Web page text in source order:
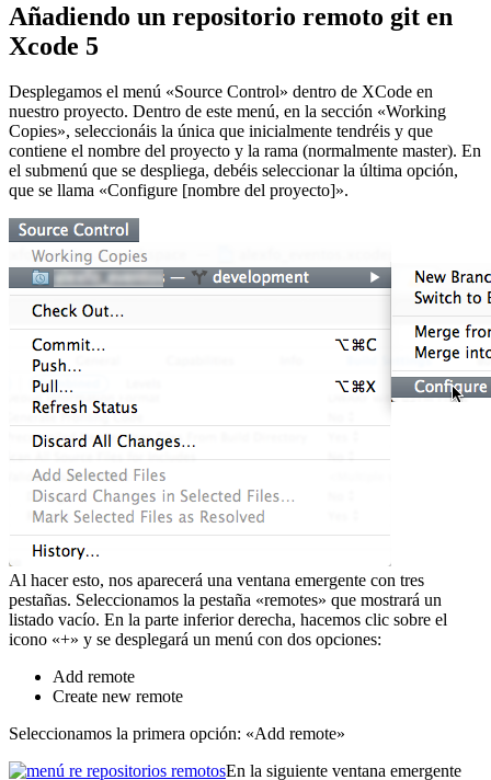
Añadiendo un repositorio remoto git en
Xcode 5
Desplegamos el menú «Source Control» dentro de XCode en
nuestro proyecto. Dentro de este menú, en la sección «Working
Copies», seleccionáis la única que inicialmente tendréis y que
contiene el nombre del proyecto y la rama (normalmente master). En
el submenú que se despliega, debéis seleccionar la última opción,
que se llama «Configure [nombre del proyecto]».
Al hacer esto, nos aparecerá una ventana emergente con tres
pestañas. Seleccionamos la pestaña «remotes» que mostrará un
listado vacío. En la parte inferior derecha, hacemos clic sobre el
icono «+» y se desplegará un menú con dos opciones:
Add remote
Create new remote
Seleccionamos la primera opción: «Add remote»
En la siguiente ventana emergente